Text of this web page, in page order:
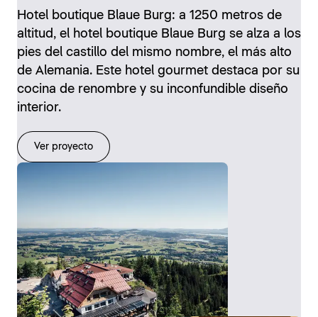
Hotel boutique Blaue Burg: a 1250 metros de
altitud, el hotel boutique Blaue Burg se alza a los
pies del castillo del mismo nombre, el más alto
de Alemania. Este hotel gourmet destaca por su
cocina de renombre y su inconfundible diseño
interior.
Ver proyecto